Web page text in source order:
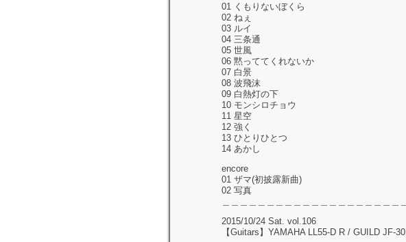
01 くもりないぼくら
02 ねぇ
03 ルイ
04 三条通
05 世風
06 黙っててくれないか
07 白景
08 波飛沫
09 白熱灯の下
10 モンシロチョウ
11 星空
12 強く
13 ひとりひとつ
14 あかし
encore
01 ザマ(初披露新曲)
02 写真
2015/10/24 Sat. vol.106
【Guitars】YAMAHA LL55-D R / GUILD JF-30